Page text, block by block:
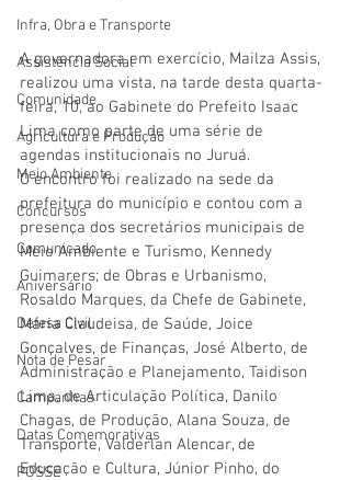
Infra, Obra e Transporte
Assistência Social
Comunidade
Agricultura e Produção
Meio Ambiente
Concursos
Comunicado
Aniversário
Defesa Civil
Nota de Pesar
Campanhas
Datas Comemorativas
POSSE
A governadora em exercício, Mailza Assis,
realizou uma vista, na tarde desta quarta-
feira, 10, ao Gabinete do Prefeito Isaac
Lima como parte de uma série de
agendas institucionais no Juruá.
O encontro foi realizado na sede da
prefeitura do município e contou com a
presença dos secretários municipais de
Meio Ambiente e Turismo, Kennedy
Guimarers; de Obras e Urbanismo,
Rosaldo Marques, da Chefe de Gabinete,
Maria Claudeisa, de Saúde, Joice
Gonçalves, de Finanças, José Alberto, de
Administração e Planejamento, Taidison
Lima, de Articulação Política, Danilo
Chagas, de Produção, Alana Souza, de
Transporte, Valderlan Alencar, de
Educação e Cultura, Júnior Pinho, do